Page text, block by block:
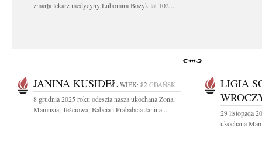
zmarła lekarz medycyny Lubomira Bożyk lat 102...
JANINA KUSIDEŁ WIEK: 82 GDAŃSK
8 grudnia 2025 roku odeszła nasza ukochana Żona,
Mamusia, Teściowa, Babcia i Prababcia Janina...
LIGIA
29 listopada
ukochana